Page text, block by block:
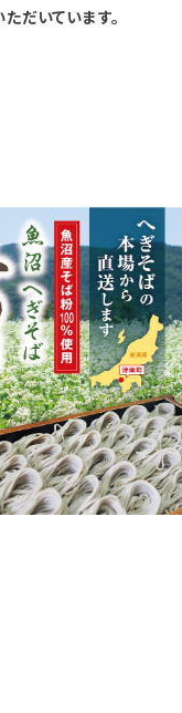
だいています。